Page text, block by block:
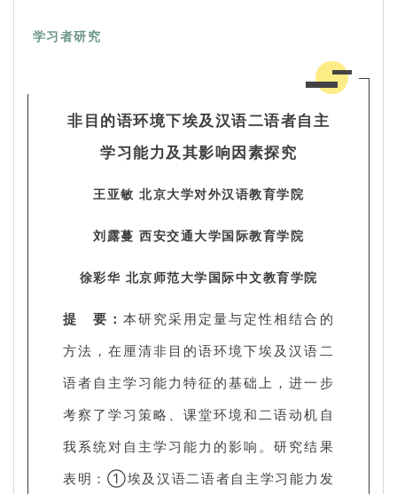
学习者研究
非目的语环境下埃及汉语二语者自主
学习能力及其影响因素探究
王亚敏 北京大学对外汉语教育学院
刘露蔓 西安交通大学国际教育学院
徐彩华 北京师范大学国际中文教育学院
提 要：本研究采用定量与定性相结合的
方法，在厘清非目的语环境下埃及汉语二
语者自主学习能力特征的基础上，进一步
考察了学习策略、课堂环境和二语动机自
我系统对自主学习能力的影响。研究结果
表明：①埃及汉语二语者自主学习能力发